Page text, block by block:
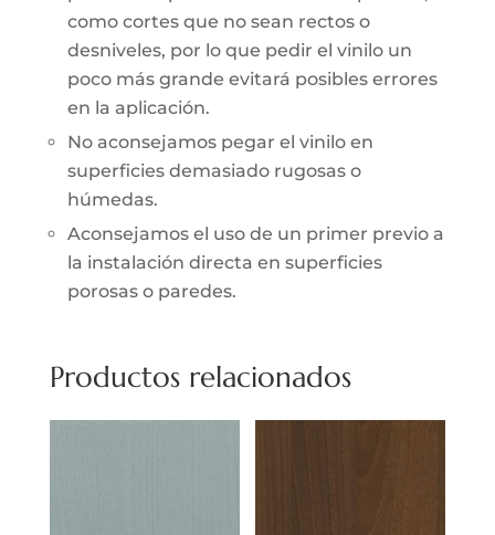
como cortes que no sean rectos o
desniveles, por lo que pedir el vinilo un
poco más grande evitará posibles errores
en la aplicación.
No aconsejamos pegar el vinilo en
superficies demasiado rugosas o
húmedas.
Aconsejamos el uso de un primer previo a
la instalación directa en superficies
porosas o paredes.
Productos relacionados